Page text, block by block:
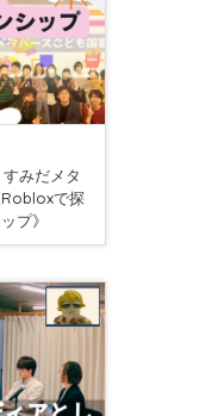
すみだメタ
で探
プ》